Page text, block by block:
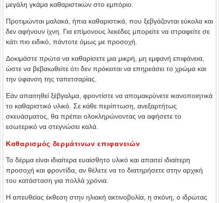
μεγάλη γκάμα καθαριστικών στο εμπόριο.
Προτιμώνται μαλακά, ήπια καθαριστικά, που ξεβγάζονται εύκολα και
δεν αφήνουν ίχνη. Για επίμονους λεκέδες μπορείτε να στραφείτε σε
κάτι πιο ειδικό, πάντοτε όμως με προσοχή.
Δοκιμάστε πρώτα να καθαρίσετε μια μικρή, μη εμφανή επιφάνεια,
ώστε να βεβαιωθείτε ότι δεν πρόκειται να επηρεάσει το χρώμα και
την ύφανση της ταπετσαρίας.
Εάν απαιτηθεί ξέβγαλμα, φροντίστε να απομακρύνετε ικανοποιητικά
το καθαριστικό υλικό. Σε κάθε περίπτωση, ανεξαρτήτως
σκευάσματος, θα πρέπει ολοκληρώνοντας να αφήσετε το
εσωτερικό να στεγνώσει καλά.
Καθαρισμός δερμάτινων επιφανειών
Το δέρμα είναι ιδιαίτερα ευαίσθητο υλικό και απαιτεί ιδιαίτερη
προσοχή και φροντίδα, αν θέλετε να το διατηρήσετε στην αρχική
του κατάσταση για πολλά χρόνια.
Η απευθείας έκθεση στην ηλιακή ακτινοβολία, η σκόνη, ο ιδρώτας